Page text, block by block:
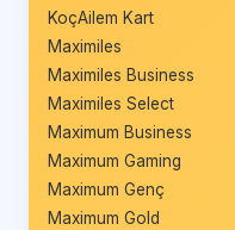
KoçAilem Kart
Maximiles
Maximiles Business
Maximiles Select
Maximum Business
Maximum Gaming
Maximum Genç
Maximum Gold